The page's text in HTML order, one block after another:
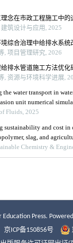
Press.
京ICP备150856号